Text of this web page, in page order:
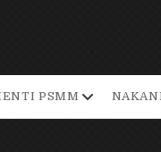
PSMM open
menu